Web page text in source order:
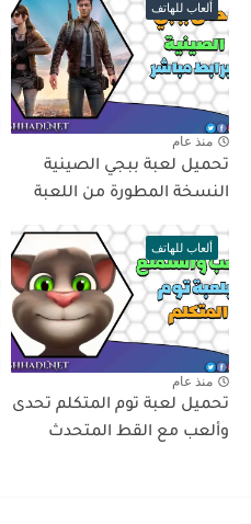
ألعاب للهاتف
منذ عام
تحميل لعبة ببجي الصينية
النسخة المطورة من اللعبة
ألعاب للهاتف
منذ عام
تحميل لعبة توم المتكلم تحدى
وألعب مع القط المتحدث